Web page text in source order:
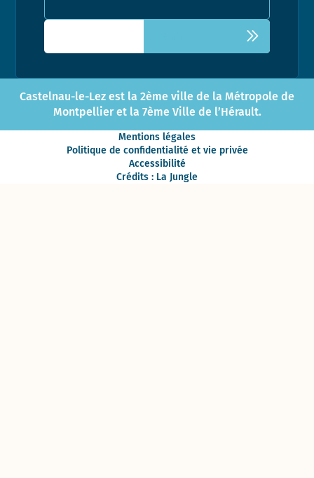
Castelnau-le-Lez est la 2ème ville de la Métropole de
Montpellier et la 7ème Ville de l’Hérault.
Mentions légales
Politique de confidentialité et vie privée
Accessibilité
Crédits : La Jungle